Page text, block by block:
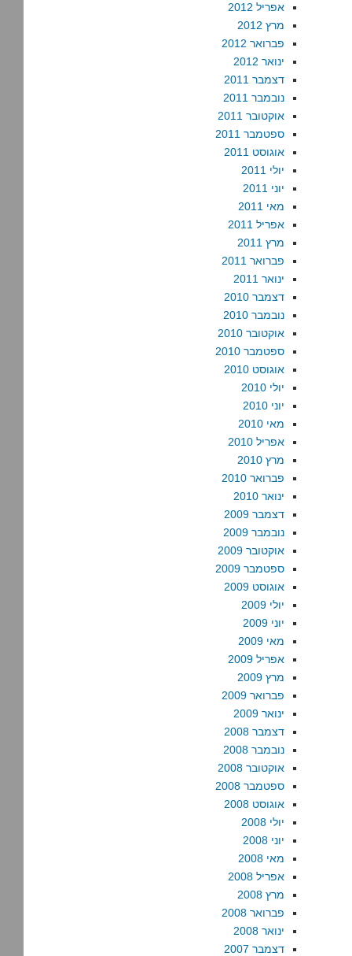
אפריל 2012
מרץ 2012
פברואר 2012
ינואר 2012
דצמבר 2011
נובמבר 2011
אוקטובר 2011
ספטמבר 2011
אוגוסט 2011
יולי 2011
יוני 2011
מאי 2011
אפריל 2011
מרץ 2011
פברואר 2011
ינואר 2011
דצמבר 2010
נובמבר 2010
אוקטובר 2010
ספטמבר 2010
אוגוסט 2010
יולי 2010
יוני 2010
מאי 2010
אפריל 2010
מרץ 2010
פברואר 2010
ינואר 2010
דצמבר 2009
נובמבר 2009
אוקטובר 2009
ספטמבר 2009
אוגוסט 2009
יולי 2009
יוני 2009
מאי 2009
אפריל 2009
מרץ 2009
פברואר 2009
ינואר 2009
דצמבר 2008
נובמבר 2008
אוקטובר 2008
ספטמבר 2008
אוגוסט 2008
יולי 2008
יוני 2008
מאי 2008
אפריל 2008
מרץ 2008
פברואר 2008
ינואר 2008
דצמבר 2007